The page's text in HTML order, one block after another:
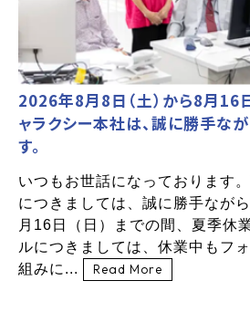
2026年8月8日（土）から8月16
ャラクシー本社は、誠に勝手な
す。
いつもお世話になっております
につきましては、誠に勝手なが
月16日（日）までの間、夏季休
ルにつきましては、休業中もフ
組みに...
Read More